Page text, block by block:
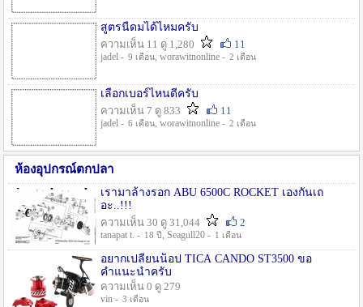
สูตรนี้ดมได้ไหมครับ
ความเห็น 11 ดู 1,280
11
jadel - 9 เดือน, worawitnonline - 2 เดือน
เลือกเบอร์ไหนดีครับ
ความเห็น 7 ดู 833
11
jadel - 6 เดือน, worawitnonline - 2 เดือน
ห้องอุปกรณ์ตกปลา
เรามาล้างรอก ABU 6500C ROCKET เองกันเถ
อะ..!!!
ความเห็น 30 ดู 31,044
2
tanapat t. - 18 ปี , Seagull20 - 1 เดือน
อยากเปลี่ยนน็อป TICA CANDO ST3500 ขอ
คำแนะนำครับ
ความเห็น 0 ดู 279
vin - 3 เดือน